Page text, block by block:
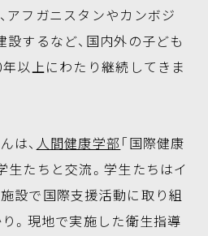
アフガニスタンやカンボジ
設するなど、国内外の子ども
以上にわたり継続してきま
は、 人間健康学部 「国際健康
生たちと交流。学生たちはイ
設で国際支援活動に取り組
。現地で実施した衛生指導